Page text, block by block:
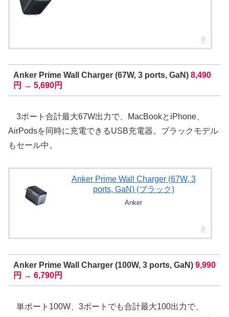
Anker Prime Wall Charger (67W, 3 ports, GaN) 8,490
円 → 5,690円
3ポート合計最大67W出力で、MacBookとiPhone、
AirPodsを同時に充電できるUSB充電器。ブラックモデル
もセール中。
Anker Prime Wall Charger (67W, 3
ports, GaN) (ブラック)
Anker
Anker Prime Wall Charger (100W, 3 ports, GaN) 9,990
円 → 6,790円
単ポート100W、3ポートでも合計最大100出力で、